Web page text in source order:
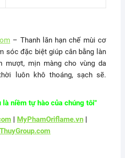
– Thanh lăn hạn chế mùi cơ
sóc đặc biệt giúp cân bằng làn
mượt, mịn màng cho vùng da
luôn khô thoáng, sạch sẽ.
là niềm tự hào của chúng tôi"
| MyPhamOriflame.vn|